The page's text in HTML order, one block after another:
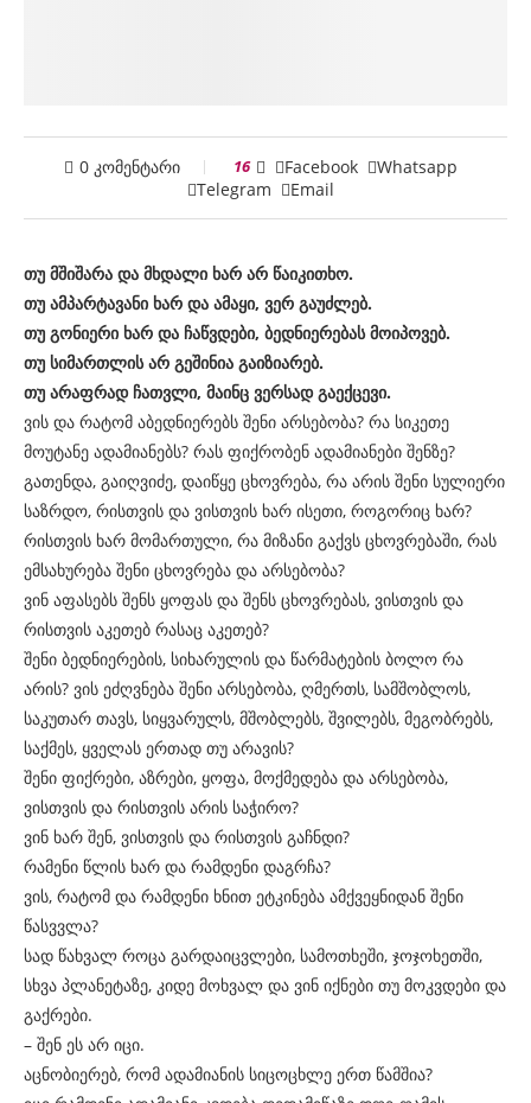
0 კომენტარი 16 Facebook
Whatsapp
Telegram
Email
თუ მშიშარა და მხდალი ხარ არ წაიკითხო.
თუ ამპარტავანი ხარ და ამაყი, ვერ გაუძლებ.
თუ გონიერი ხარ და ჩაწვდები, ბედნიერებას მოიპოვებ.
თუ სიმართლის არ გეშინია გაიზიარებ.
თუ არაფრად ჩათვლი, მაინც ვერსად გაექცევი.
ვის და რატომ აბედნიერებს შენი არსებობა? რა სიკეთე
მოუტანე ადამიანებს? რას ფიქრობენ ადამიანები შენზე?
გათენდა, გაიღვიძე, დაიწყე ცხოვრება, რა არის შენი სულიერი
საზრდო, რისთვის და ვისთვის ხარ ისეთი, როგორიც ხარ?
რისთვის ხარ მომართული, რა მიზანი გაქვს ცხოვრებაში, რას
ემსახურება შენი ცხოვრება და არსებობა?
ვინ აფასებს შენს ყოფას და შენს ცხოვრებას, ვისთვის და
რისთვის აკეთებ რასაც აკეთებ?
შენი ბედნიერების, სიხარულის და წარმატების ბოლო რა
არის? ვის ეძღვნება შენი არსებობა, ღმერთს, სამშობლოს,
საკუთარ თავს, სიყვარულს, მშობლებს, შვილებს, მეგობრებს,
საქმეს, ყველას ერთად თუ არავის?
შენი ფიქრები, აზრები, ყოფა, მოქმედება და არსებობა,
ვისთვის და რისთვის არის საჭირო?
ვინ ხარ შენ, ვისთვის და რისთვის გაჩნდი?
რამენი წლის ხარ და რამდენი დაგრჩა?
ვის, რატომ და რამდენი ხნით ეტკინება ამქვეყნიდან შენი
წასვვლა?
სად წახვალ როცა გარდაიცვლები, სამოთხეში, ჯოჯოხეთში,
სხვა პლანეტაზე, კიდე მოხვალ და ვინ იქნები თუ მოკვდები და
გაქრები.
– შენ ეს არ იცი.
აცნობიერებ, რომ ადამიანის სიცოცხლე ერთ წამშია?